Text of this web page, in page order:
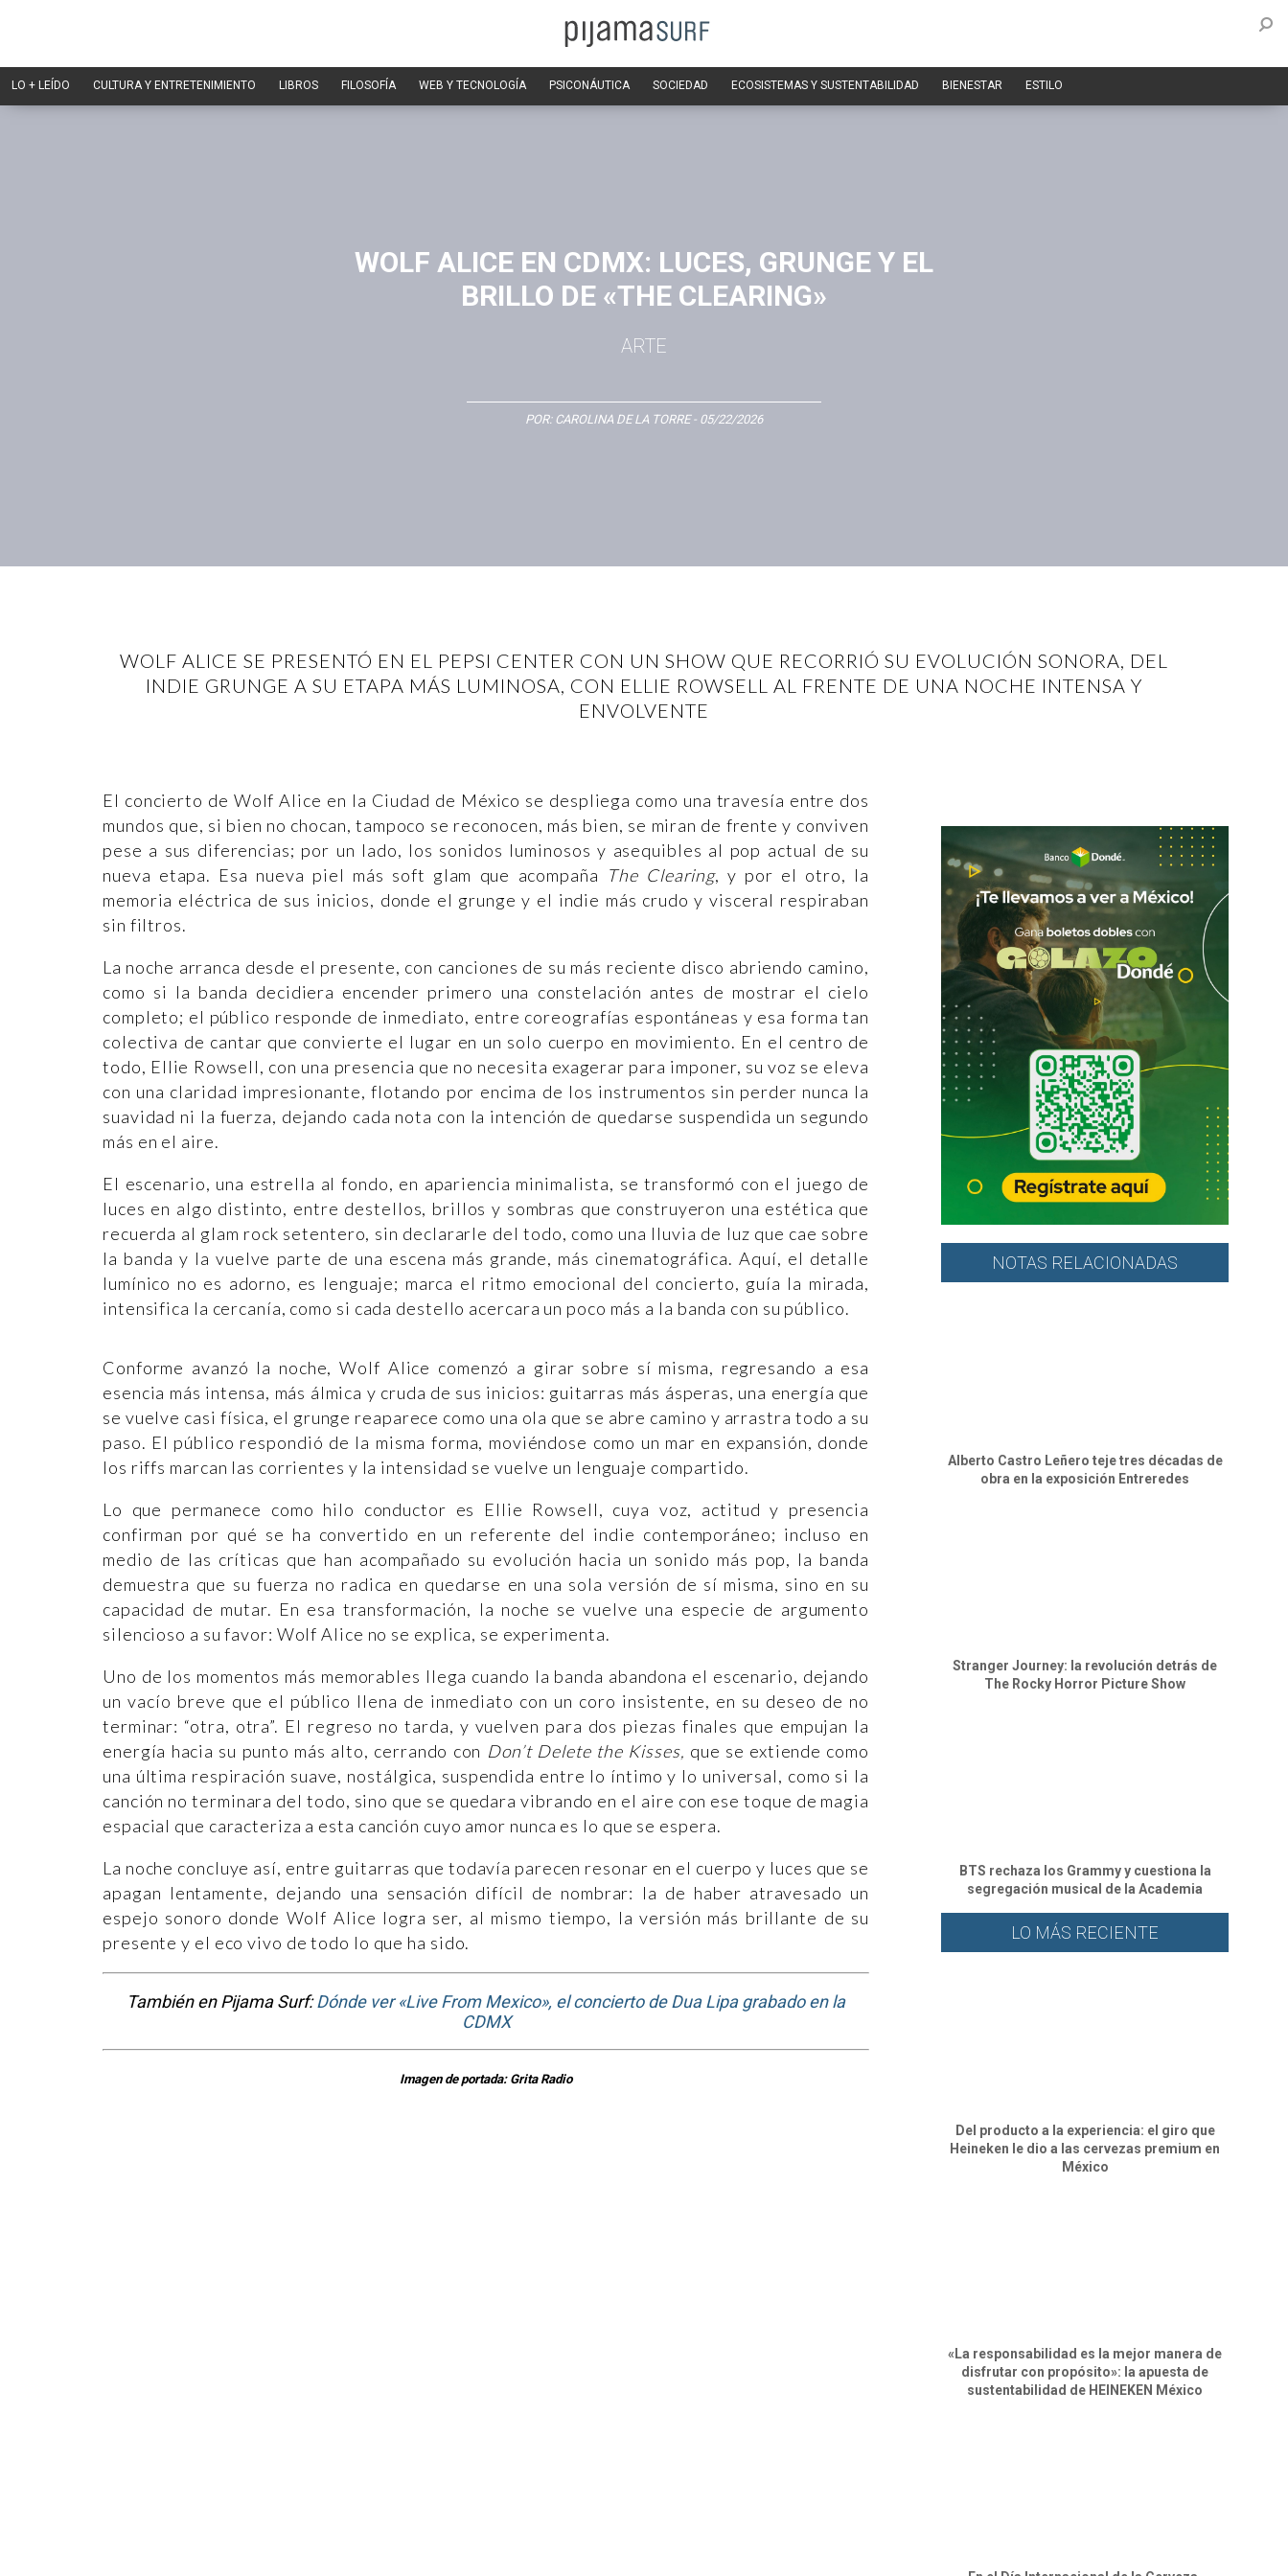
LO + LEÍDO CULTURA Y ENTRETENIMIENTO LIBROS FILOSOFÍA WEB Y TECNOLOGÍA PSICONÁUTICA SOCIEDAD ECOSISTEMAS Y SUSTENTABILIDAD BIENESTAR ESTILO
WOLF ALICE EN CDMX: LUCES, GRUNGE Y EL
BRILLO DE «THE CLEARING»
ARTE
POR: CAROLINA DE LA TORRE- 05/22/2026
WOLF ALICE SE PRESENTÓ EN EL PEPSI CENTER CON UN SHOW QUE RECORRIÓ SU EVOLUCIÓN SONORA, DEL
INDIE GRUNGE A SU ETAPA MÁS LUMINOSA, CON ELLIE ROWSELL AL FRENTE DE UNA NOCHE INTENSA Y
ENVOLVENTE
El concierto de Wolf Alice en la Ciudad de México se despliega como una travesía entre dos
mundos que, si bien no chocan, tampoco se reconocen, más bien, se miran de frente y conviven
pese a sus diferencias; por un lado, los sonidos luminosos y asequibles al pop actual de su
nueva etapa. Esa nueva piel más soft glam que acompaña The Clearing, y por el otro, la
memoria eléctrica de sus inicios, donde el grunge y el indie más crudo y visceral respiraban
sin filtros.
La noche arranca desde el presente, con canciones de su más reciente disco abriendo camino,
como si la banda decidiera encender primero una constelación antes de mostrar el cielo
completo; el público responde de inmediato, entre coreografías espontáneas y esa forma tan
colectiva de cantar que convierte el lugar en un solo cuerpo en movimiento. En el centro de
todo, Ellie Rowsell, con una presencia que no necesita exagerar para imponer, su voz se eleva
con una claridad impresionante, flotando por encima de los instrumentos sin perder nunca la
suavidad ni la fuerza, dejando cada nota con la intención de quedarse suspendida un segundo
más en el aire.
El escenario, una estrella al fondo, en apariencia minimalista, se transformó con el juego de
luces en algo distinto, entre destellos, brillos y sombras que construyeron una estética que
recuerda al glam rock setentero, sin declararle del todo, como una lluvia de luz que cae sobre
la banda y la vuelve parte de una escena más grande, más cinematográfica. Aquí, el detalle
lumínico no es adorno, es lenguaje; marca el ritmo emocional del concierto, guía la mirada,
intensifica la cercanía, como si cada destello acercara un poco más a la banda con su público.
Conforme avanzó la noche, Wolf Alice comenzó a girar sobre sí misma, regresando a esa
esencia más intensa, más álmica y cruda de sus inicios: guitarras más ásperas, una energía que
se vuelve casi física, el grunge reaparece como una ola que se abre camino y arrastra todo a su
paso. El público respondió de la misma forma, moviéndose como un mar en expansión, donde
los riffs marcan las corrientes y la intensidad se vuelve un lenguaje compartido.
Lo que permanece como hilo conductor es Ellie Rowsell, cuya voz, actitud y presencia
confirman por qué se ha convertido en un referente del indie contemporáneo; incluso en
medio de las críticas que han acompañado su evolución hacia un sonido más pop, la banda
demuestra que su fuerza no radica en quedarse en una sola versión de sí misma, sino en su
capacidad de mutar. En esa transformación, la noche se vuelve una especie de argumento
silencioso a su favor: Wolf Alice no se explica, se experimenta.
Uno de los momentos más memorables llega cuando la banda abandona el escenario, dejando
un vacío breve que el público llena de inmediato con un coro insistente, en su deseo de no
terminar: “otra, otra”. El regreso no tarda, y vuelven para dos piezas finales que empujan la
energía hacia su punto más alto, cerrando con Don’t Delete the Kisses, que se extiende como
una última respiración suave, nostálgica, suspendida entre lo íntimo y lo universal, como si la
canción no terminara del todo, sino que se quedara vibrando en el aire con ese toque de magia
espacial que caracteriza a esta canción cuyo amor nunca es lo que se espera.
La noche concluye así, entre guitarras que todavía parecen resonar en el cuerpo y luces que se
apagan lentamente, dejando una sensación difícil de nombrar: la de haber atravesado un
espejo sonoro donde Wolf Alice logra ser, al mismo tiempo, la versión más brillante de su
presente y el eco vivo de todo lo que ha sido.
También en Pijama Surf:Dónde ver «Live From Mexico», el concierto de Dua Lipa grabado en la
CDMX
Imagen de portada: Grita Radio
NOTAS RELACIONADAS
Alberto Castro Leñero teje tres décadas de
obra en la exposición Entreredes
Stranger Journey: la revolución detrás de
The Rocky Horror Picture Show
BTS rechaza los Grammy y cuestiona la
segregación musical de la Academia
LO MÁS RECIENTE
Del producto a la experiencia: el giro que
Heineken le dio a las cervezas premium en
México
«La responsabilidad es la mejor manera de
disfrutar con propósito»: la apuesta de
sustentabilidad de HEINEKEN México